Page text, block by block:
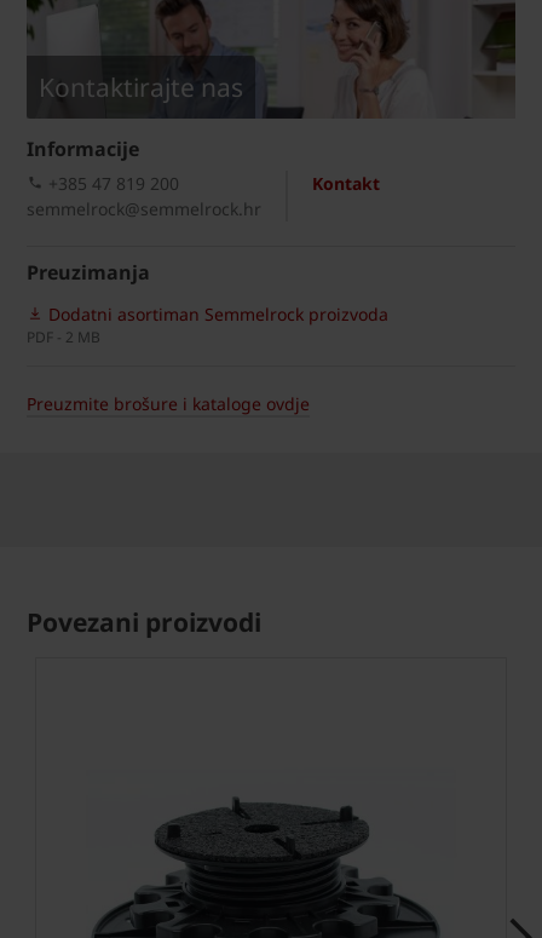
Kontaktirajte nas
Informacije
Kontakt
+385 47 819 200​
semmelrock@semmelrock.hr
Preuzimanja
Dodatni asortiman Semmelrock proizvoda
PDF - 2 MB
Preuzmite brošure i kataloge ovdje
Povezani proizvodi